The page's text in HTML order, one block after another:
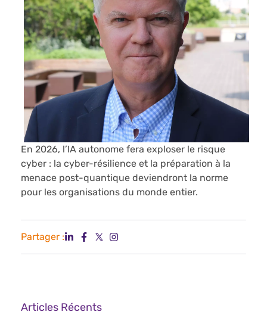
En 2026, l’IA autonome fera exploser le risque
cyber : la cyber-résilience et la préparation à la
menace post-quantique deviendront la norme
pour les organisations du monde entier.
Partager :
Articles Récents